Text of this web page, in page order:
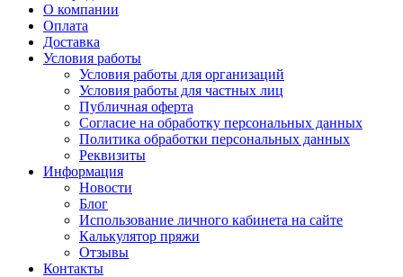
О компании
Оплата
Доставка
Условия работы
Условия работы для организаций
Условия работы для частных лиц
Публичная оферта
Согласие на обработку персональных данных
Политика обработки персональных данных
Реквизиты
Информация
Новости
Блог
Использование личного кабинета на сайте
Калькулятор пряжи
Отзывы
Контакты